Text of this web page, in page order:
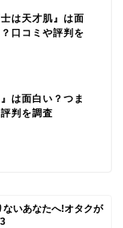
は天才肌』は面
口コミや評判を
は面白い？つま
判を調査
いあなたへ!オタクが